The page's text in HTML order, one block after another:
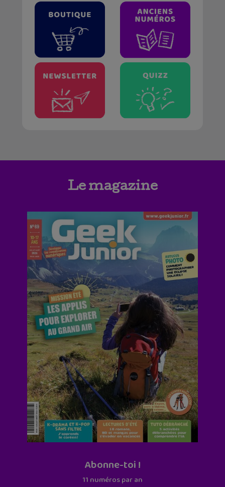
Le magazine
Abonne-toi !
11 numéros par an